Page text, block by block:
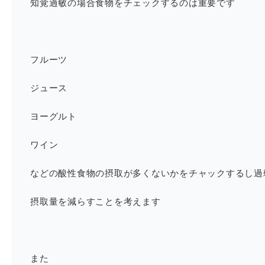
知覚過敏の場合食物をチェックするのは重要です
フルーツ
ジュース
ヨーグルト
ワイン
などの酸性食物の摂取が多くないかをチャックするし
摂取量を減らすことを考えます
また